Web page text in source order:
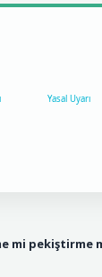
Yasal Uyarı
mi pekiştirme